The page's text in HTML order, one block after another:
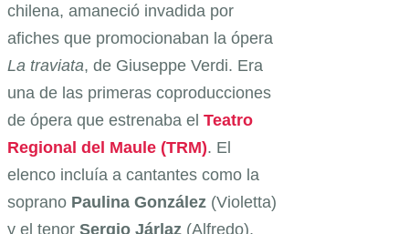
chilena, amaneció invadida por
afiches que promocionaban la ópera
La traviata, de Giuseppe Verdi. Era
una de las primeras coproducciones
de ópera que estrenaba el Teatro
Regional del Maule (TRM). El
elenco incluía a cantantes como la
soprano Paulina González (Violetta)
y el tenor Sergio Járlaz (Alfredo),